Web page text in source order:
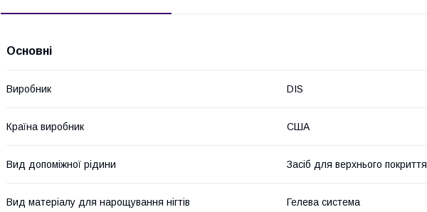
Основні
Виробник DIS
Країна виробник США
Вид допоміжної рідини Засіб для верхнього покриття
Вид матеріалу для нарощування нігтів Гелева система